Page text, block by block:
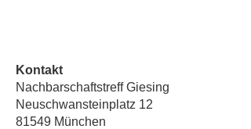
Kontakt
Nachbarschaftstreff Giesing
Neuschwansteinplatz 12
81549 München